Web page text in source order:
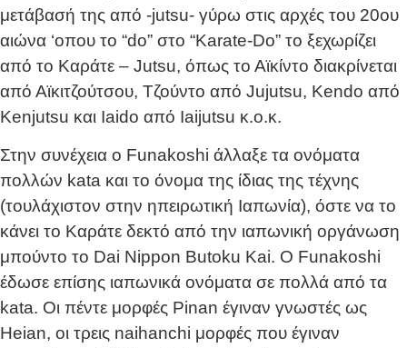
μετάβασή της από -jutsu- γύρω στις αρχές του 20ου
αιώνα ‘οπου το “do” στο “Karate-Do” το ξεχωρίζει
από το Καράτε – Jutsu, όπως το Αϊκίντο διακρίνεται
από Αϊκιτζούτσου, Τζούντο από Jujutsu, Kendo από
Kenjutsu και Iaido από Iaijutsu κ.ο.κ.
Στην συνέχεια ο Funakoshi άλλαξε τα ονόματα
πολλών kata και το όνομα της ίδιας της τέχνης
(τουλάχιστον στην ηπειρωτική Ιαπωνία), όστε να το
κάνει το Καράτε δεκτό από την ιαπωνική οργάνωση
μπούντο το Dai Nippon Butoku Kai. Ο Funakoshi
έδωσε επίσης ιαπωνικά ονόματα σε πολλά από τα
kata. Οι πέντε μορφές Pinan έγιναν γνωστές ως
Heian, οι τρεις naihanchi μορφές που έγιναν